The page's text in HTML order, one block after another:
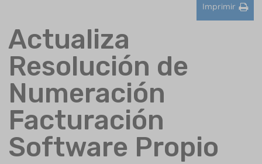
Imprimir
Actualiza
Resolución de
Numeración
Facturación
Software Propio